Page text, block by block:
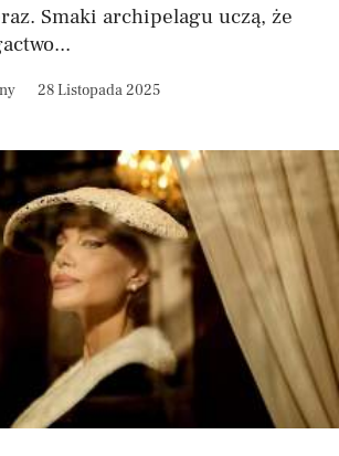
Smaki archipelagu uczą, że
28 Listopada 2025